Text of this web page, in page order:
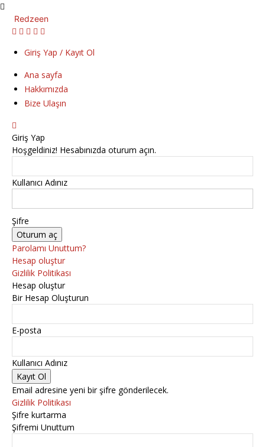
Redzeen
Giriş Yap / Kayıt Ol
Ana sayfa
Hakkımızda
Bize Ulaşın
Giriş Yap
Hoşgeldiniz! Hesabınızda oturum açın.
Kullanıcı Adınız
Şifre
Parolamı Unuttum?
Hesap oluştur
Gizlilik Politikası
Hesap oluştur
Bir Hesap Oluşturun
E-posta
Kullanıcı Adınız
Email adresine yeni bir şifre gönderilecek.
Gizlilik Politikası
Şifre kurtarma
Şifremi Unuttum